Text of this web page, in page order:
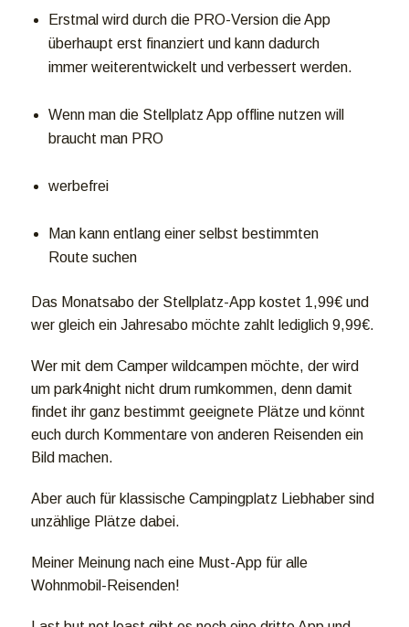
Erstmal wird durch die PRO-Version die App
überhaupt erst finanziert und kann dadurch
immer weiterentwickelt und verbessert werden.
Wenn man die Stellplatz App offline nutzen will
braucht man PRO
werbefrei
Man kann entlang einer selbst bestimmten
Route suchen
Das Monatsabo der Stellplatz-App kostet 1,99€ und
wer gleich ein Jahresabo möchte zahlt lediglich 9,99€.
Wer mit dem Camper wildcampen möchte, der wird
um park4night nicht drum rumkommen, denn damit
findet ihr ganz bestimmt geeignete Plätze und könnt
euch durch Kommentare von anderen Reisenden ein
Bild machen.
Aber auch für klassische Campingplatz Liebhaber sind
unzählige Plätze dabei.
Meiner Meinung nach eine Must-App für alle
Wohnmobil-Reisenden!